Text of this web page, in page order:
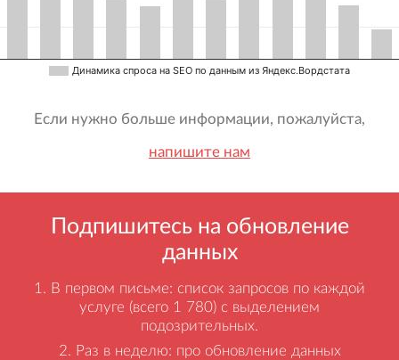
Динамика спроса на SEO по данным из Яндекс.Вордстата
Если нужно больше информации, пожалуйста,
напишите нам
Подпишитесь на обновление
данных
В первом письме: список запросов по каждой
услуге (всего 1 780) с выделением
подозрительных.
Раз в неделю: про обновление данных